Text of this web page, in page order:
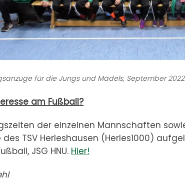
für die Jungs und Mädels, September
am Fußball?
der einzelnen Mannschaften
TSV Herleshausen (Herles1000)
JSG HNU. Hier!